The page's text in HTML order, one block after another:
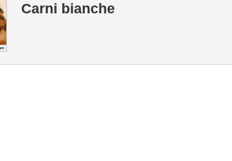
Carni bianche